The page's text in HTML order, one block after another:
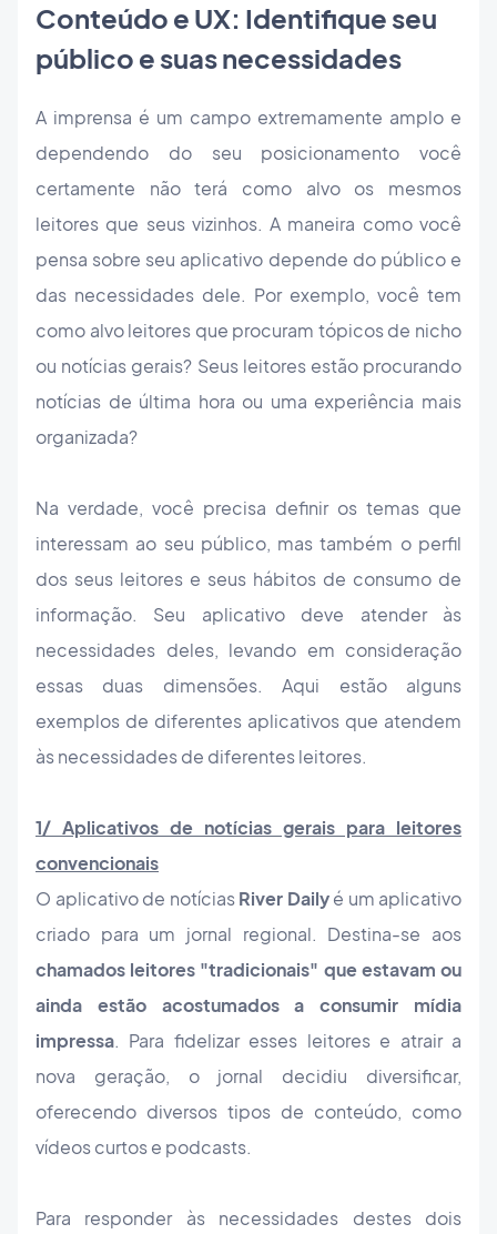
Conteúdo e UX: Identifique seu
público e suas necessidades
A imprensa é um campo extremamente amplo e
dependendo do seu posicionamento você
certamente não terá como alvo os mesmos
leitores que seus vizinhos. A maneira como você
pensa sobre seu aplicativo depende do público e
das necessidades dele. Por exemplo, você tem
como alvo leitores que procuram tópicos de nicho
ou notícias gerais? Seus leitores estão procurando
notícias de última hora ou uma experiência mais
organizada?
Na verdade, você precisa definir os temas que
interessam ao seu público, mas também o perfil
dos seus leitores e seus hábitos de consumo de
informação. Seu aplicativo deve atender às
necessidades deles, levando em consideração
essas duas dimensões. Aqui estão alguns
exemplos de diferentes aplicativos que atendem
às necessidades de diferentes leitores.
1/ Aplicativos de notícias gerais para leitores
convencionais
O aplicativo de notíciasRiver Dailyé um aplicativo
criado para um jornal regional. Destina-se aos
chamados leitores "tradicionais" que estavam ou
ainda estão acostumados a consumir mídia
impressa. Para fidelizar esses leitores e atrair a
nova geração, o jornal decidiu diversificar,
oferecendo diversos tipos de conteúdo, como
vídeos curtos e podcasts.
Para responder às necessidades destes dois